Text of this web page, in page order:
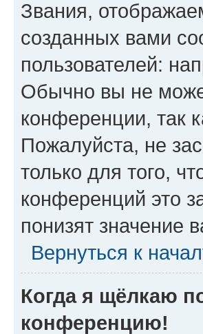
Звания,
созданных вами
пользователей:
Обычно вы не
конференции, так
Пожалуйста, не
только для того,
конференций это
понизят значение
Вернуться к
Когда я щёлкаю
конференцию!